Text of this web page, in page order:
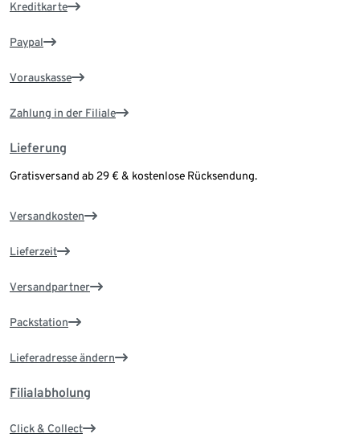
Kreditkarte
Paypal
Vorauskasse
Zahlung in der Filiale
Lieferung
Gratisversand ab 29 € & kostenlose Rücksendung.
Versandkosten
Lieferzeit
Versandpartner
Packstation
Lieferadresse ändern
Filialabholung
Click & Collect